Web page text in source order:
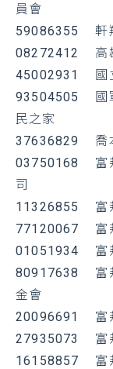
員會
59086355 軒
08272412 高
45002931 國
93504505 國
民之家
37636829 喬
03750168 富
司
11326855 富
77120067 富
01051934 富
80917638 富
金會
20096691 富
27935073 富
16158857 富